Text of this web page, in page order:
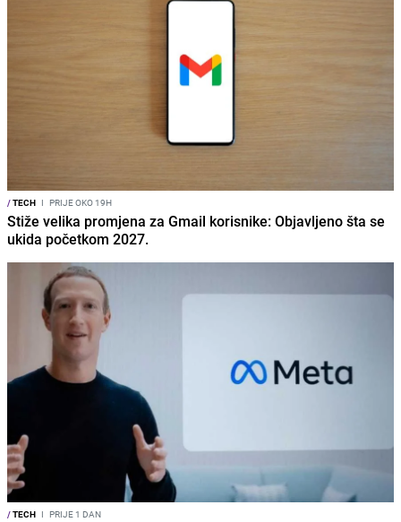
/TECH I PRIJE OKO 19H
Stiže velika promjena za Gmail korisnike: Objavljeno šta se
ukida početkom 2027.
/TECH I PRIJE 1 DAN